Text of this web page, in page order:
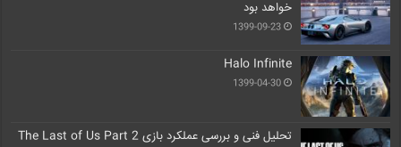
خواهد بود
1399-09-23
Halo Infinite
1399-04-30
تحلیل فنی و بررسی عملکرد بازی The Last of Us Part 2